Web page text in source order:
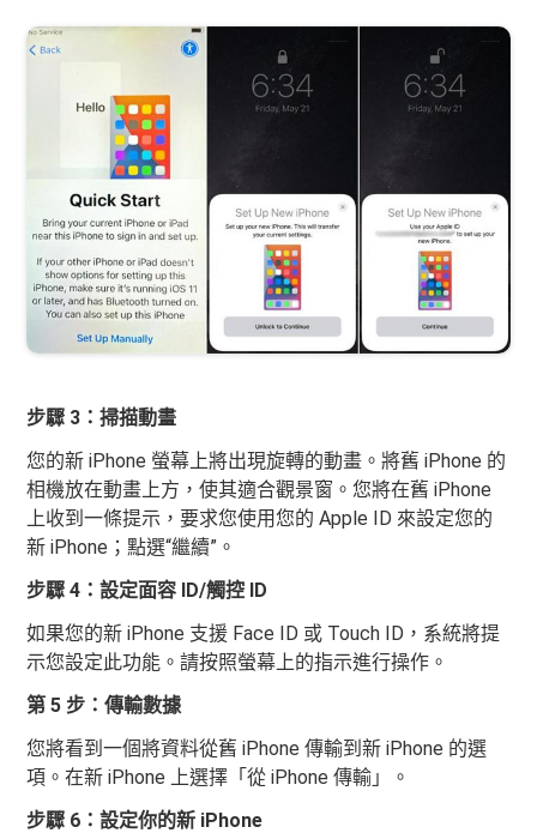
步驟 3：掃描動畫
您的新 iPhone 螢幕上將出現旋轉的動畫。將舊 iPhone 的
相機放在動畫上方，使其適合觀景窗。您將在舊 iPhone
上收到一條提示，要求您使用您的 Apple ID 來設定您的
新 iPhone；點選“繼續”。
步驟 4：設定面容 ID/觸控 ID
如果您的新 iPhone 支援 Face ID 或 Touch ID，系統將提
示您設定此功能。請按照螢幕上的指示進行操作。
第 5 步：傳輸數據
您將看到一個將資料從舊 iPhone 傳輸到新 iPhone 的選
項。在新 iPhone 上選擇「從 iPhone 傳輸」。
步驟 6：設定你的新 iPhone